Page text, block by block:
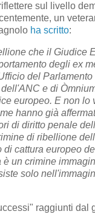
sul livello
un
ha scritto:
che il Giudice
degli ex
del
e di
europeo. E non lo
hanno già
di diritto penale
di ribellione
di cattura europeo
è un crimine
solo
raggiunti dal